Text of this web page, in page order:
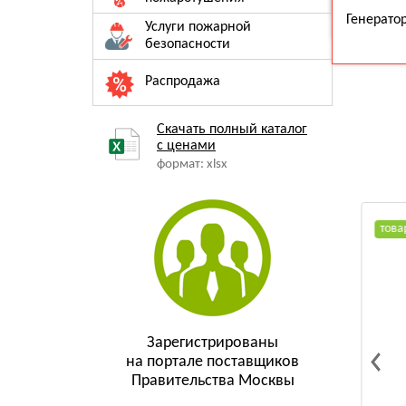
Услуги пожарной
безопасности
Распродажа
Скачать полный каталог
с ценами
формат: xlsx
Зарегистрированы
на портале поставщиков
Правительства Москвы
Порошковые
огнетушители ОП-4
Огнетушители для дома
товар месяца